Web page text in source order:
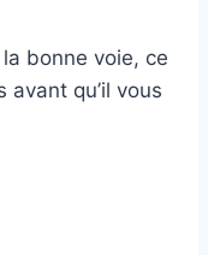
bonne voie, ce
avant qu’il vous